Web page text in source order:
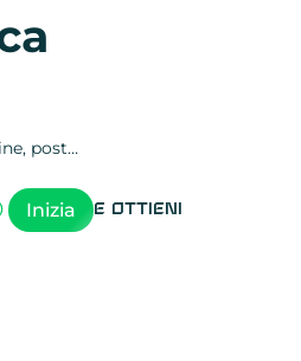
post…
Inizia e ottieni